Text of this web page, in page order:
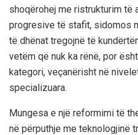
shoqërohej me ristrukturim të
progresive të stafit, sidomos
të dhënat tregojnë të
vetëm që nuk ka rënë, por
kategori, veçanërisht në
specializuara.
Mungesa e një reformimi të
në përputhje me teknologjinë